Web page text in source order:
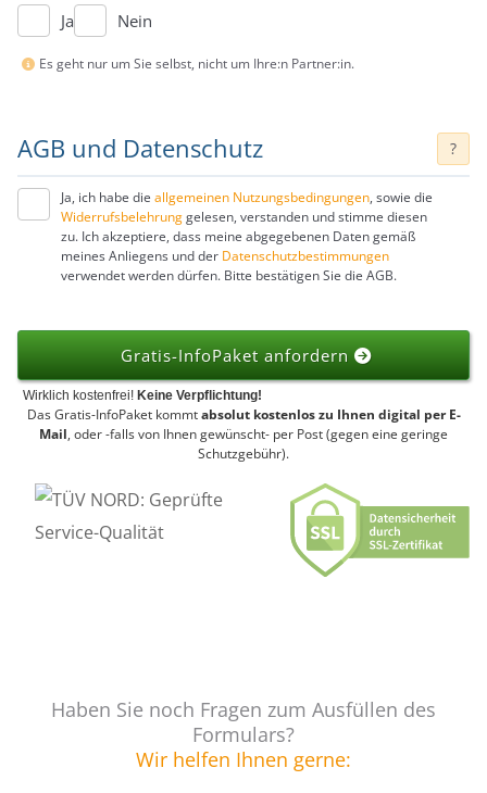
Ja
Nein
Es geht nur um Sie selbst, nicht um Ihre:n Partner:in.
AGB und Datenschutz ?
Ja, ich habe die allgemeinen Nutzungsbedingungen, sowie die
Widerrufsbelehrunggelesen, verstanden und stimme diesen
zu. Ich akzeptiere, dass meine abgegebenen Daten gemäß
meines Anliegens und der Datenschutzbestimmungen
verwendet werden dürfen. Bitte bestätigen Sie die AGB.
Gratis-InfoPaket anfordern
Wirklich kostenfrei! Keine Verpflichtung!
Das Gratis-InfoPaket kommtabsolut kostenlos zu Ihnen digital per E-
Mail, oder -falls von Ihnen gewünscht- per Post (gegen eine geringe
Schutzgebühr).
Haben Sie noch Fragen zum Ausfüllen des
Formulars?
Wir helfen Ihnen gerne: